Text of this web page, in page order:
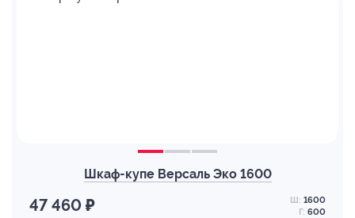
Шкаф-купе Версаль Эко 1600
47 460 ₽ Ш: 1600
Г: 600